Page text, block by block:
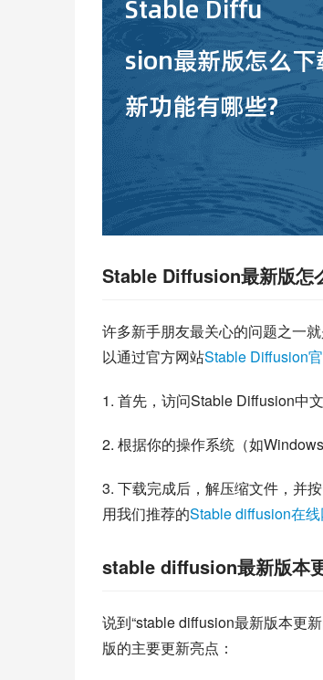
Stable Diffusion最新版怎
许多新手朋友最关心的问题之一
以通过官方网站Stable Diffusion
1. 首先，访问Stable Diffusion中
2. 根据你的操作系统（如
3. 下载完成后，解压缩文件，并
用我们推荐的Stable diffusion在
stable diffusion最新版本
说到“stable diffusion最新版本更
版的主要更新亮点：